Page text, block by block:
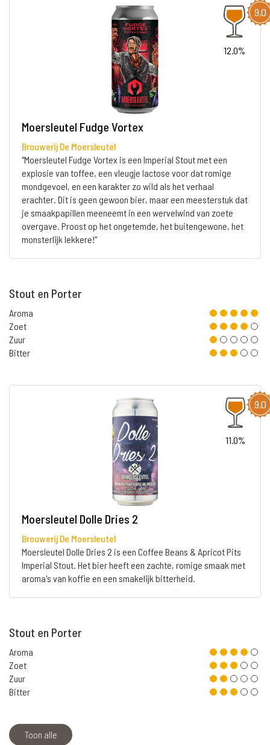
9,0
12.0%
Moersleutel Fudge Vortex
Brouwerij De Moersleutel
"Moersleutel Fudge Vortex is een Imperial Stout met een
explosie van toffee, een vleugje lactose voor dat romige
mondgevoel, en een karakter zo wild als het verhaal
erachter. Dit is geen gewoon bier, maar een meesterstuk dat
je smaakpapillen meeneemt in een wervelwind van zoete
overgave. Proost op het ongetemde, het buitengewone, het
monsterlijk lekkere!"
Stout en Porter
Aroma
Zoet
Zuur
Bitter
9,0
11.0%
Moersleutel Dolle Dries 2
Brouwerij De Moersleutel
Moersleutel Dolle Dries 2 is een Coffee Beans & Apricot Pits
Imperial Stout. Het bier heeft een zachte, romige smaak met
aroma's van koffie en een smakelijk bitterheid.
Stout en Porter
Aroma
Zoet
Zuur
Bitter
Toon alle